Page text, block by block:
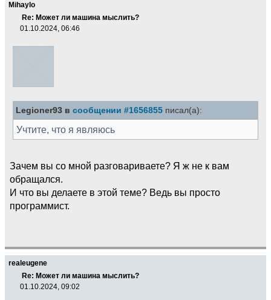
Mihaylo
Re: Может ли машина мыслить?
01.10.2024, 06:46
Legioner93 в сообщении #1656855 писал(а):
Учтите, что я являюсь
Зачем вы со мной разговариваете? Я ж не к вам
обращался.
И что вы делаете в этой теме? Ведь вы просто
программист.
realeugene
Re: Может ли машина мыслить?
01.10.2024, 09:02